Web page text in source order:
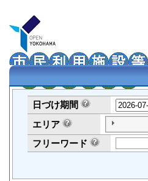
日づけ期間
エリア
フリーワード